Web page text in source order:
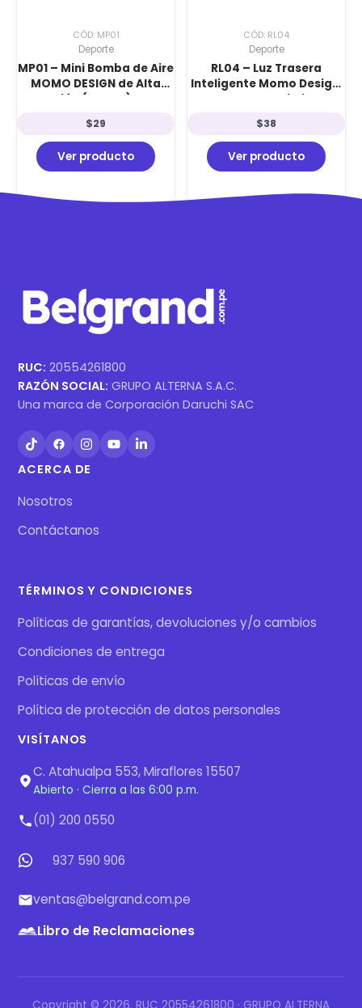
CÓD: MP01
Deporte
MP01 – Mini Bomba de Aire
MOMO DESIGN de Alta
Presión (120 PSI) con
$29
Ver producto
CÓD: RL04
Deporte
RL04 – Luz Trasera
Inteligente Momo Design:
Sensor de Movimiento
de Alta Visibilidad
$38
Ver producto
RUC: 20554261800
RAZÓN SOCIAL: GRUPO ALTERNA S.A.C.
Una marca de Corporación Daruchi SAC
ACERCA DE
Nosotros
Contáctanos
TÉRMINOS Y CONDICIONES
Políticas de garantías, devoluciones y/o cambios
Condiciones de entrega
Políticas de envío
Política de protección de datos personales
VISÍTANOS
C. Atahualpa 553, Miraflores 15507
Abierto · Cierra a las 6:00 p.m.
(01) 200 0550
937 590 906
ventas@belgrand.com.pe
Libro de Reclamaciones